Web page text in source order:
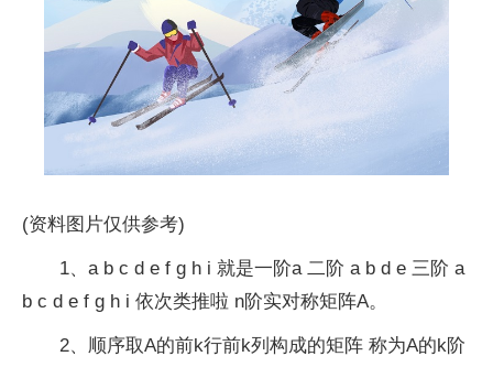
(资料图片仅供参考)
1、a b c d e f g h i 就是一阶a 二阶 a b d e 三阶 a
b c d e f g h i 依次类推啦 n阶实对称矩阵A。
2、顺序取A的前k行前k列构成的矩阵 称为A的k阶